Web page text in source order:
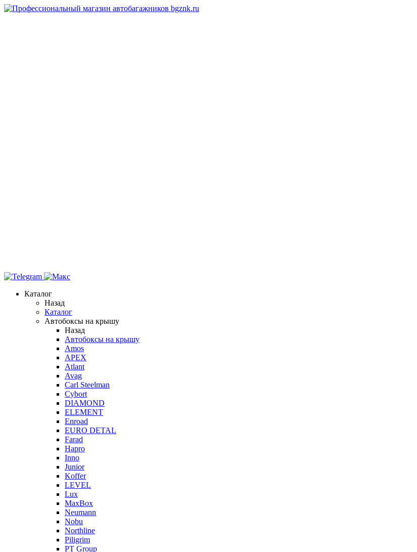
Каталог
Назад
Каталог
Автобоксы на крышу
Назад
Автобоксы на крышу
Amos
APEX
Atlant
Avag
Carl Steelman
Cybort
DIAMOND
ELEMENT
Enroad
EURO DETAL
Farad
Hapro
Inno
Junior
Koffer
LEVEL
Lux
MaxBox
Neumann
Nobu
Northline
Piligrim
PT Group